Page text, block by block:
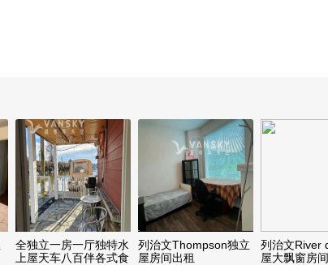
全独立一房一厅独特水
上屋天车八百伴各式食
列治文Thompson独立
屋房间出租
列治文River
屋大飘窗房